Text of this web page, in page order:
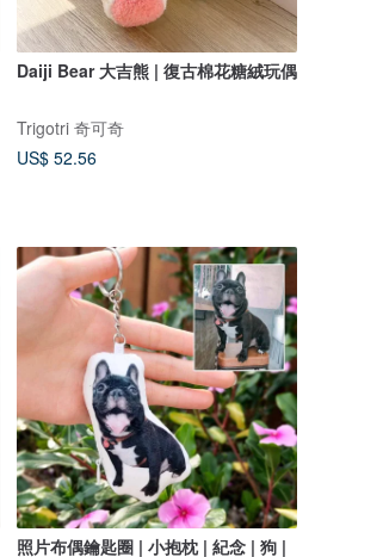
Daiji Bear 大吉熊 | 復古棉花糖絨玩偶
Trigotri 奇可奇
US$ 52.56
照片布偶鑰匙圈 | 小抱枕 | 紀念 | 狗 |